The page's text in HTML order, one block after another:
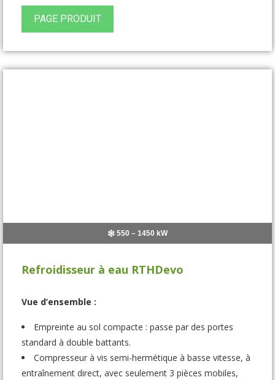
courant de série
PAGE PRODUIT
550 – 1450 kW
Refroidisseur à eau RTHDevo
Vue d’ensemble :
Empreinte au sol compacte : passe par des portes
standard à double battants.
Compresseur à vis semi-hermétique à basse vitesse, à
entraînement direct, avec seulement 3 pièces mobiles,